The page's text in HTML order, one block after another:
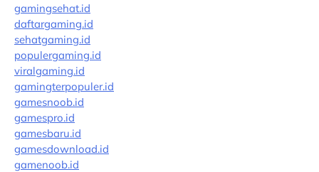
gamingsehat.id
daftargaming.id
sehatgaming.id
populergaming.id
viralgaming.id
gamingterpopuler.id
gamesnoob.id
gamespro.id
gamesbaru.id
gamesdownload.id
gamenoob.id